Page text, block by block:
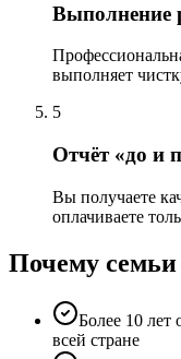
Выполнение
выполняет
5
Отчёт «до и
Вы получаете
оплачиваете
Почему
Более 10 лет
всей стране